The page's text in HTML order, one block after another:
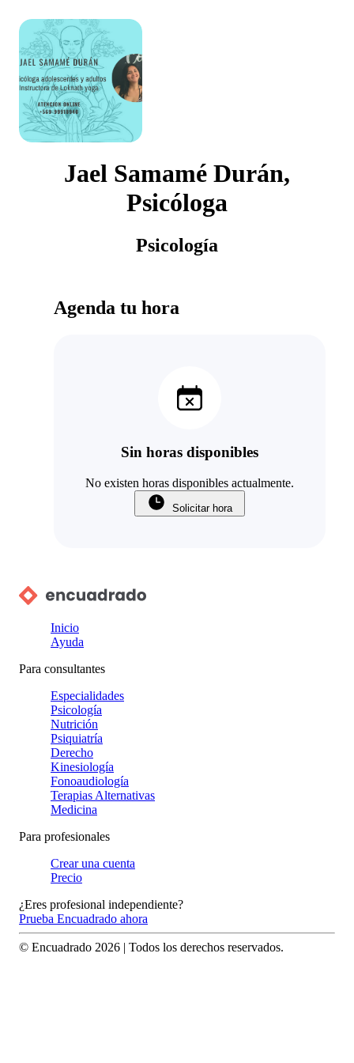
Jael Samamé Durán,
Psicóloga
Psicología
Agenda tu hora
Sin horas disponibles
No existen horas disponibles actualmente.
Solicitar hora
Inicio
Ayuda
Para consultantes
Especialidades
Psicología
Nutrición
Psiquiatría
Derecho
Kinesiología
Fonoaudiología
Terapias Alternativas
Medicina
Para profesionales
Crear una cuenta
Precio
¿Eres profesional independiente?
Prueba Encuadrado ahora
© Encuadrado 2026 | Todos los derechos reservados.